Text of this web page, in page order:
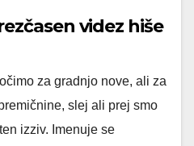
videz hiše
za gradnjo nove, ali za
slej ali prej smo
izziv. Imenuje se